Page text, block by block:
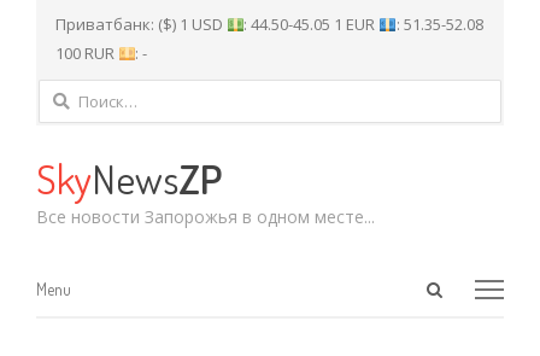
Приватбанк: ($) 1 USD : 44.50-45.05 1 EUR
: 51.35-52.08
100 RUR
: -
Найти:
SkyNewsZP
Все новости Запорожья в одном месте...
Open
Menu
Menu